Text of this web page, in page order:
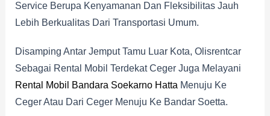
Service Berupa Kenyamanan Dan Fleksibilitas Jauh
Lebih Berkualitas Dari Transportasi Umum.
Disamping Antar Jemput Tamu Luar Kota, Olisrentcar
Sebagai Rental Mobil Terdekat Ceger Juga Melayani
Rental Mobil Bandara Soekarno HattaMenuju Ke
Ceger Atau Dari Ceger Menuju Ke Bandar Soetta.